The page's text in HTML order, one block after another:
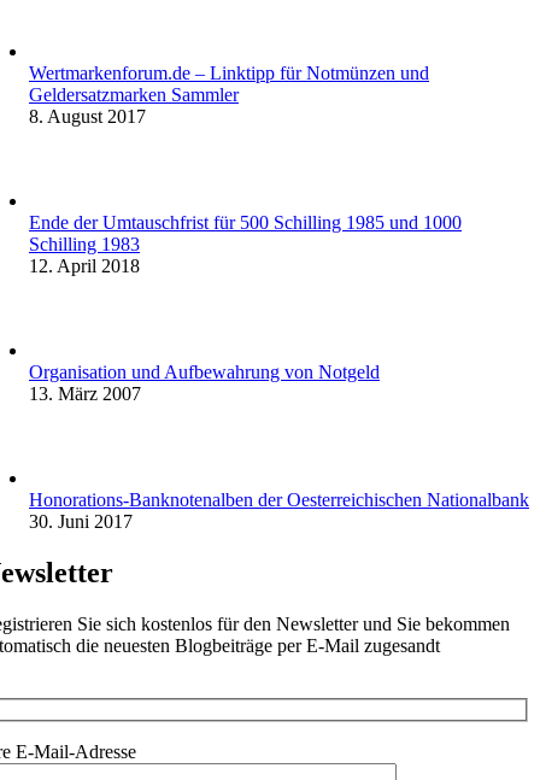
Wertmarkenforum.de – Linktipp für Notmünzen und
Geldersatzmarken Sammler
8. August 2017
Ende der Umtauschfrist für 500 Schilling 1985 und 1000
Schilling 1983
12. April 2018
Organisation und Aufbewahrung von Notgeld
13. März 2007
Honorations-Banknotenalben der Oesterreichischen Nationalbank
30. Juni 2017
Sie sich kostenlos für den Newsletter und Sie bekommen
die neuesten Blogbeiträge per E-Mail zugesandt
E-Mail-Adresse